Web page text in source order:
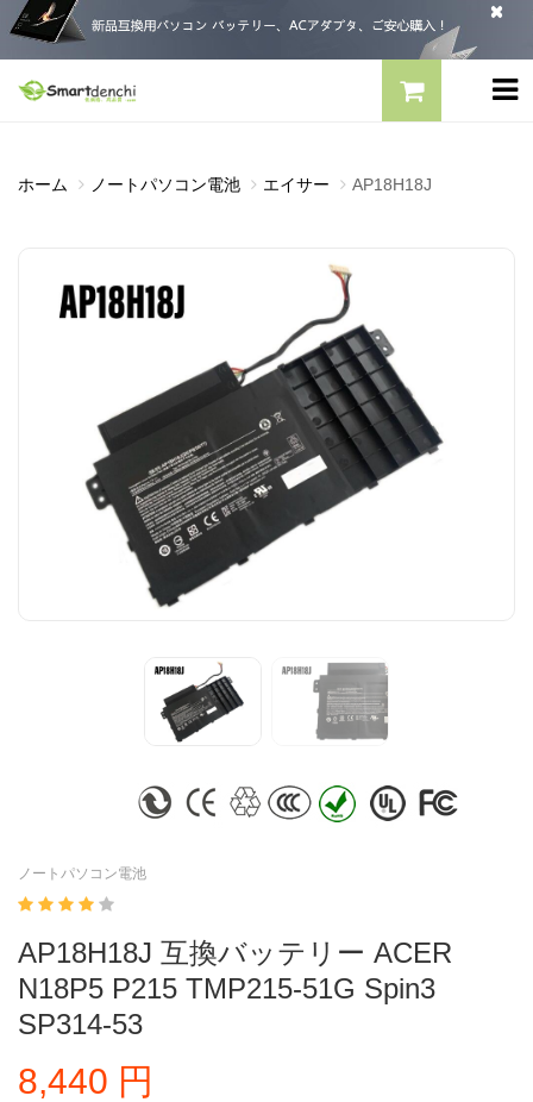
ホーム ノートパソコン電池 エイサー AP18H18J
ノートパソコン電池
AP18H18J 互換バッテリー ACER
N18P5 P215 TMP215-51G Spin3
SP314-53
8,440 円